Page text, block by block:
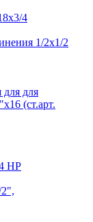
4
1/2x1/2
для для
(ст.арт.
HP